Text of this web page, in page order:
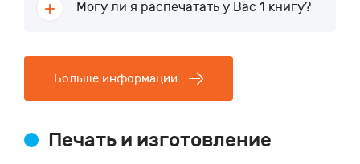
Могу ли я распечатать у Вас 1 книгу?
Больше информации
Печать и изготовление